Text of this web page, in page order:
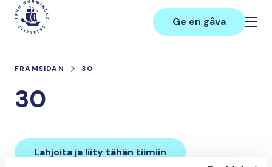
Hoppa
innehåll
Main
Ge en gåva
FRAMSIDAN 30
30
Lahjoita ja liity tähän tiimiin